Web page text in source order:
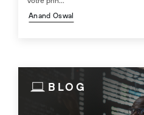
Anand Oswal
BLOG